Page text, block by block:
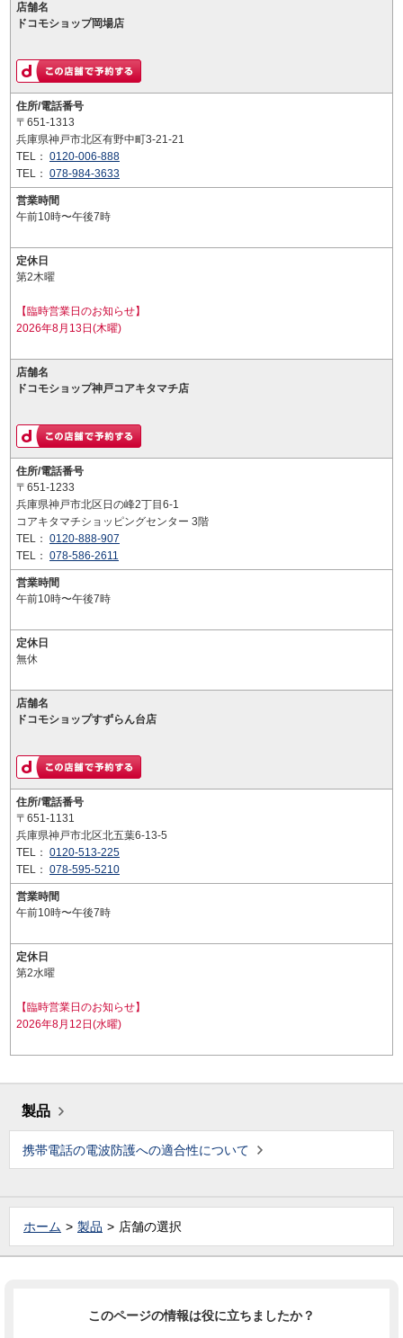
店舗名
ドコモショップ岡場店
住所/電話番号
〒651-1313
兵庫県神戸市北区有野中町3-21-21
TEL： 0120-006-888
TEL： 078-984-3633
営業時間
午前10時〜午後7時
定休日
第2木曜
【臨時営業日のお知らせ】
2026年8月13日(木曜)
店舗名
ドコモショップ神戸コアキタマチ店
住所/電話番号
〒651-1233
兵庫県神戸市北区日の峰2丁目6-1
コアキタマチショッピングセンター 3階
TEL： 0120-888-907
TEL： 078-586-2611
営業時間
午前10時〜午後7時
定休日
無休
店舗名
ドコモショップすずらん台店
住所/電話番号
〒651-1131
兵庫県神戸市北区北五葉6-13-5
TEL： 0120-513-225
TEL： 078-595-5210
営業時間
午前10時〜午後7時
定休日
第2水曜
【臨時営業日のお知らせ】
2026年8月12日(水曜)
製品
携帯電話の電波防護への適合性について
ホーム 製品 店舗の選択
このページの情報は役に立ちましたか？